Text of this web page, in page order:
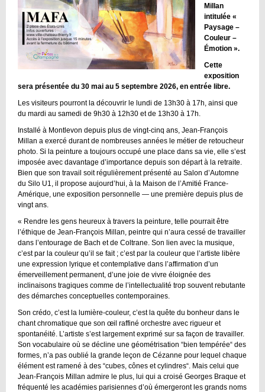
Millan
intitulée «
Paysage –
Couleur –
Émotion ».
Cette
exposition
sera présentée du 30 mai au 5 septembre 2026, en entrée libre.
Les visiteurs pourront la découvrir le lundi de 13h30 à 17h, ainsi que
du mardi au samedi de 9h30 à 12h30 et de 13h30 à 17h.
Installé à Montlevon depuis plus de vingt-cinq ans, Jean-François
Millan a exercé durant de nombreuses années le métier de retoucheur
photo. Si la peinture a toujours occupé une place dans sa vie, elle s’est
imposée avec davantage d’importance depuis son départ à la retraite.
Bien que son travail soit régulièrement présenté au Salon d’Automne
du Silo U1, il propose aujourd’hui, à la Maison de l’Amitié France-
Amérique, une exposition personnelle — une première depuis plus de
vingt ans.
« Rendre les gens heureux à travers la peinture, telle pourrait être
l’éthique de Jean-François Millan, peintre qui n’aura cessé de travailler
dans l’entourage de Bach et de Coltrane. Son lien avec la musique,
c’est par la couleur qu’il se fait ; c’est par la couleur que l’artiste libère
une expression lyrique et contemplative dans l’affirmation d’un
émerveillement permanent, d’une joie de vivre éloignée des
inclinaisons tragiques comme de l’intellectualité trop souvent rebutante
des démarches conceptuelles contemporaines.
Son crédo, c’est la lumière-couleur, c’est la quête du bonheur dans le
chant chromatique que son œil raffiné orchestre avec rigueur et
spontanéité. L’artiste s’est largement exprimé sur sa façon de travailler.
Son vocabulaire où se décline une géométrisation “bien tempérée“ des
formes, n’a pas oublié la grande leçon de Cézanne pour lequel chaque
élément est ramené à des “cubes, cônes et cylindres“. Mais celui que
Jean-François Millan admire le plus, lui qui a croisé Georges Braque et
fréquenté les académies parisiennes d’où émergeront les grands noms